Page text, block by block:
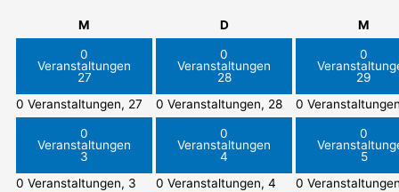
M DDienstag M
0
Veranstaltungen
27
0 Veranstaltungen, 27
0
Veranstaltungen
28
0 Veranstaltungen, 28
0
29
0
0
Veranstaltungen
3
0 Veranstaltungen, 3
0
Veranstaltungen
4
0 Veranstaltungen,4
0
5
0